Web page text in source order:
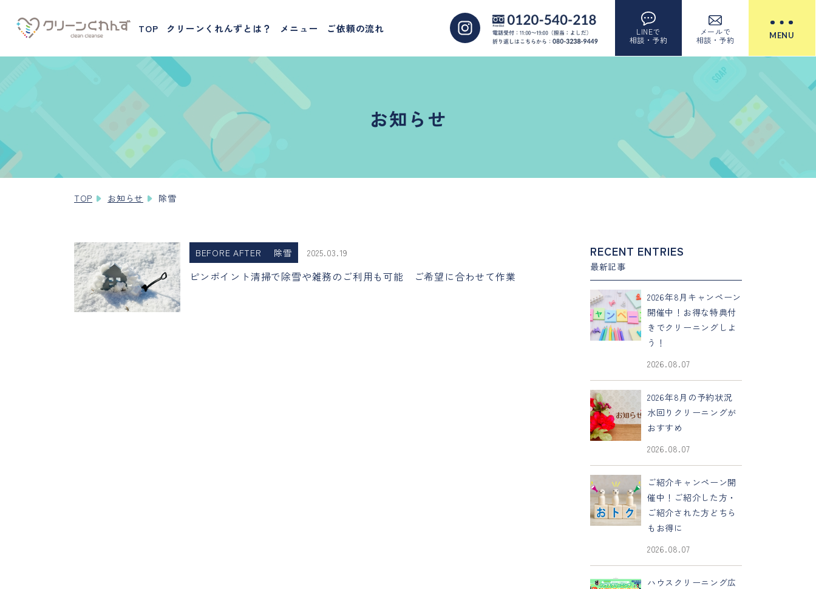
TOP クリーンくれんずとは？ メニュー ご依頼の流れ
LINEで
相談・予約
メールで
相談・予約
MENU
お知らせ
TOP お知らせ 除雪
BEFORE AFTER 除雪 2025.03.19
ピンポイント清掃で除雪や雑務のご利用も可能 ご希望に合わせて作業
RECENT ENTRIES
最新記事
2026年8月キャンペーン
開催中！お得な特典付
きでクリーニングしよ
う！
2026.08.07
2026年8月の予約状況
水回りクリーニングが
おすすめ
2026.08.07
ご紹介キャンペーン開
催中！ご紹介した方・
ご紹介された方どちら
もお得に
2026.08.07
ハウスクリーニング広